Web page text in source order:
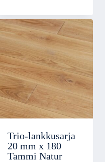
Trio-lankkusarja
20 mm x 180
Tammi Natur